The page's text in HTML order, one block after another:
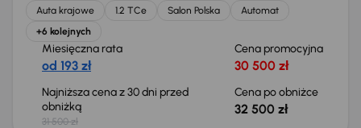
Auta krajowe 1.2 TCe Salon Polska
Automat
+6 kolejnych
Miesięczna rata
od 193 zł
Cena promocyjna
30 500 zł
Najniższa cena z 30 dni przed
obniżką
31 500 zł
Cena po obniżce
32 500 zł